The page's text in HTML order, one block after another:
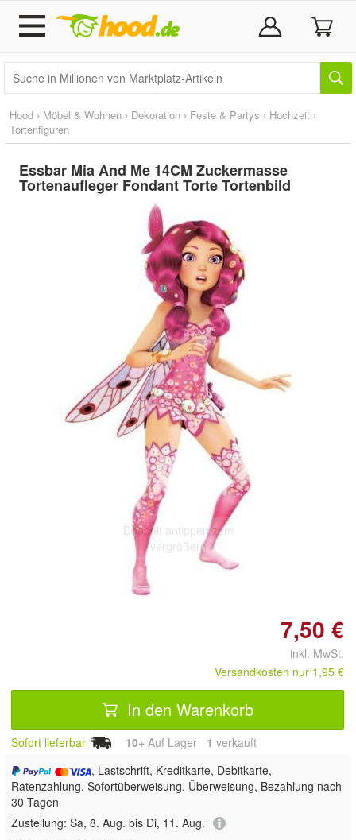
Hood › Möbel & Wohnen › Dekoration › Feste & Partys › Hochzeit ›
Tortenfiguren
Essbar Mia And Me 14CM Zuckermasse
Tortenaufleger Fondant Torte Tortenbild
Doppelt antippen zum
vergrößern
7,50 €
inkl. MwSt.
Versandkosten nur 1,95 €
In den Warenkorb
Sofort lieferbar 10+ Auf Lager 1 verkauft
, Lastschrift, Kreditkarte, Debitkarte,
Ratenzahlung, Sofortüberweisung, Überweisung, Bezahlung nach
30 Tagen
Zustellung: Sa, 8. Aug. bis Di, 11. Aug.